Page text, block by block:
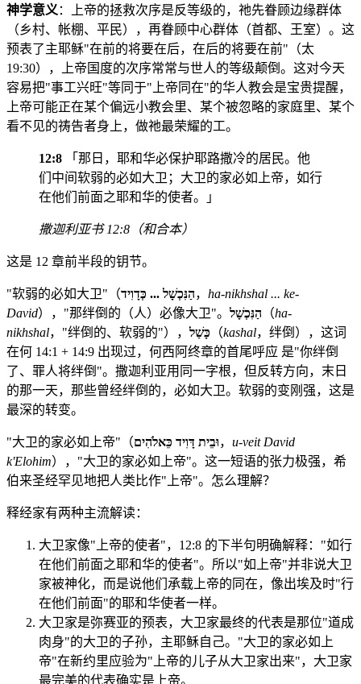
神学意义 ：上帝的拯救次序是反等级的，祂先眷顾边缘群体
（乡村、帐棚、平民），再眷顾中心群体（首都、王室）。这
预表了主耶稣"在前的将要在后，在后的将要在前"（太
19:30），上帝国度的次序常常与世人的等级颠倒。这对今天
容易把"事工兴旺"等同于"上帝同在"的华人教会是宝贵提醒，
上帝可能正在某个偏远小教会里、某个被忽略的家庭里、某个
看不见的祷告者身上，做祂最荣耀的工。
12:8 「那日，耶和华必保护耶路撒冷的居民。他
们中间软弱的必如大卫；大卫的家必如上帝，如行
在他们前面之耶和华的使者。」
撒迦利亚书 12:8（和合本）
这是 12 章前半段的钥节。
"软弱的必如大卫"（הַנִּכְשָׁל ... כְּדָוִיד， ha-nikhshal ... ke-
David），"那绊倒的（人）必像大卫"。 הַנִּכְשָׁל （ha-
nikhshal，"绊倒的、软弱的"）， כָּשַׁל （kashal，绊倒），这词
在何 14:1 + 14:9 出现过，何西阿终章的首尾呼应 是"你绊倒
了、罪人将绊倒"。撒迦利亚用同一字根，但反转方向，末日
的那一天，那些曾经绊倒的，必如大卫。软弱的变刚强，这是
最深的转变。
"大卫的家必如上帝"（וּבֵית דָּוִיד כֵּאלֹהִים， u-veit David
k'Elohim），"大卫的家必如上帝"。这一短语的张力极强，希
伯来圣经罕见地把人类比作"上帝"。怎么理解？
释经家有两种主流解读：
大卫家像"上帝的使者"，12:8 的下半句明确解释："如行
在他们前面之耶和华的使者"。所以"如上帝"并非说大卫
家被神化，而是说他们承载上帝的同在，像出埃及时"行
在他们前面"的耶和华使者一样。
大卫家是弥赛亚的预表，大卫家最终的代表是那位"道成
肉身"的大卫的子孙，主耶稣自己。"大卫的家必如上
帝"在新约里应验为"上帝的儿子从大卫家出来"，大卫家
最完美的代表确实是上帝。